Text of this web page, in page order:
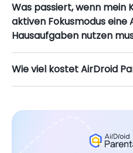
Was passiert, wenn mein
aktiven Fokusmodus eine
Hausaufgaben nutzen
Wie viel kostet AirDroid